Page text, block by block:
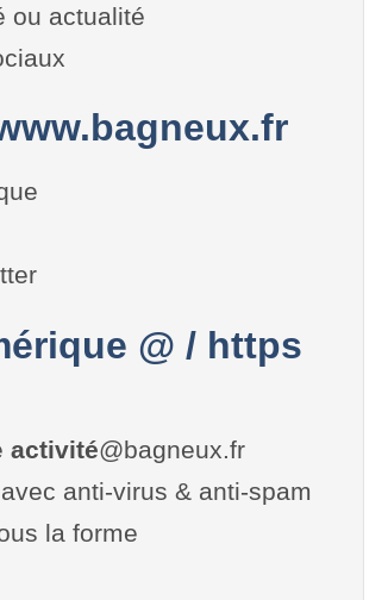
ou actualité
@ / https
activité@bagneux.fr
anti-virus & anti-spam
la forme